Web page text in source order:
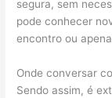
segura, sem
pode conhecer
encontro ou
Onde conversar
Sendo assim, é